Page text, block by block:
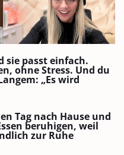
sie passt einfach.
ohne Stress. Und du
„Es wird
Tag nach Hause und
beruhigen, weil
zur Ruhe